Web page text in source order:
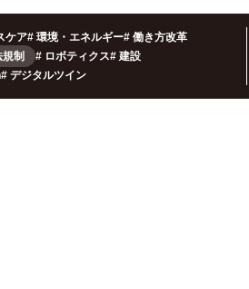
ケア# 環境・エネルギー# 働き方改革
制 # ロボティクス# 建設
# デジタルツイン